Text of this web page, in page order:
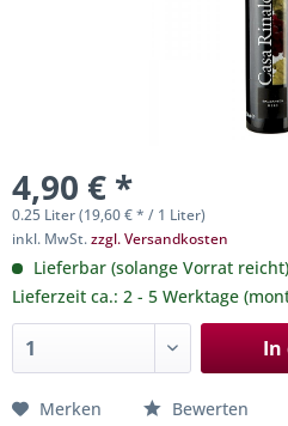
4,90 € *
0.25 Liter (19,60 € * / 1 Liter)
inkl. MwSt.zzgl. Versandkosten
Lieferbar (solange Vorrat reicht)
Lieferzeit ca.: 2 - 5 Werktage
In
Merken Bewerten